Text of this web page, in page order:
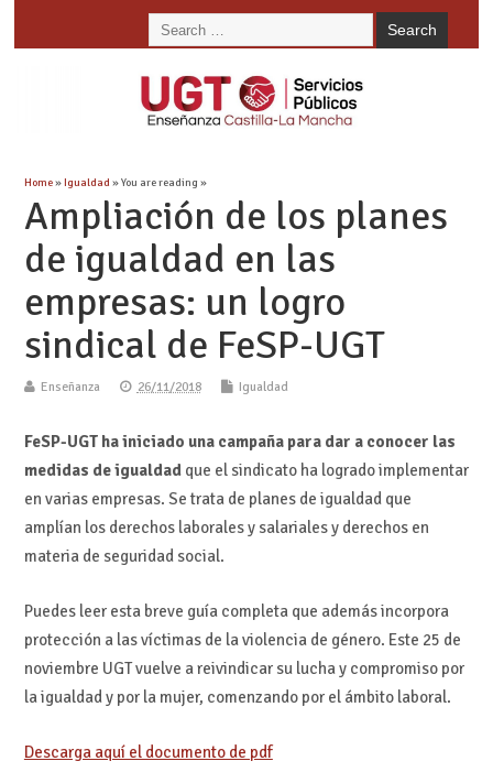
Home»Igualdad » You are reading »
Ampliación de los planes
de igualdad en las
empresas: un logro
sindical de FeSP-UGT
Enseñanza 26/11/2018 Igualdad
FeSP-UGT ha iniciado una campaña para dar a conocer las
medidas de igualdadque el sindicato ha logrado implementar
en varias empresas. Se trata de planes de igualdad que
amplían los derechos laborales y salariales y derechos en
materia de seguridad social.
Puedes leer esta breve guía completa que además incorpora
protección a las víctimas de la violencia de género. Este 25 de
noviembre UGT vuelve a reivindicar su lucha y compromiso por
la igualdad y por la mujer, comenzando por el ámbito laboral.
Descarga aquí el documento de pdf